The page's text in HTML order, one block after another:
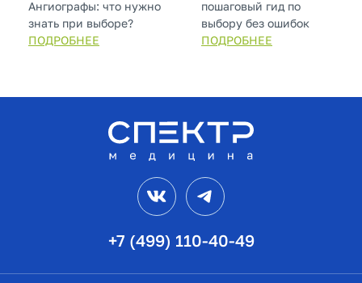
Ангиографы: что нужно
знать при выборе?
ПОДРОБНЕЕ
пошаговый гид по
выбору без ошибок
ПОДРОБНЕЕ
+7 (499) 110-40-49
VK